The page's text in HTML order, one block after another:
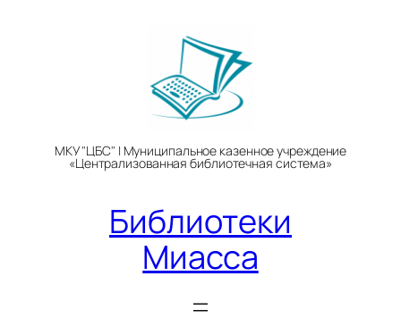
МКУ "ЦБС" | Муниципальное казенное учреждение
«Централизованная библиотечная система»
Библиотеки
Миасса